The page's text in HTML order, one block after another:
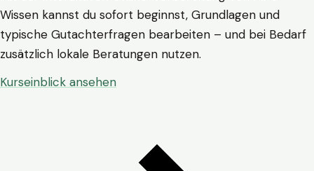
Wissen kannst du sofort beginnst, Grundlagen und
typische Gutachterfragen bearbeiten – und bei Bedarf
zusätzlich lokale Beratungen nutzen.
Kurseinblick ansehen